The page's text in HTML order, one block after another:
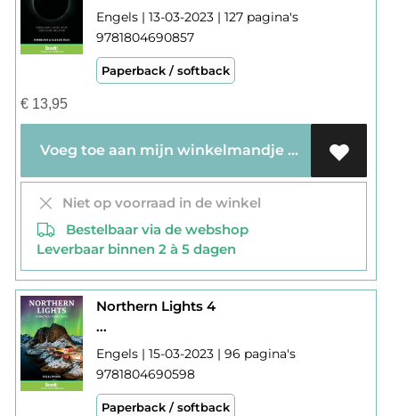
Engels | 13-03-2023 | 127 pagina's
9781804690857
Paperback / softback
€13,95
Voeg toe aan mijn winkelmandje
Niet op voorraad in de winkel
Bestelbaar via de webshop
Leverbaar binnen 2 à 5 dagen
Northern Lights 4
...
Engels | 15-03-2023 | 96 pagina's
9781804690598
Paperback / softback